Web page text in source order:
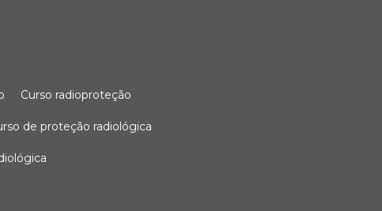
curso radioproteção
de proteção radiológica